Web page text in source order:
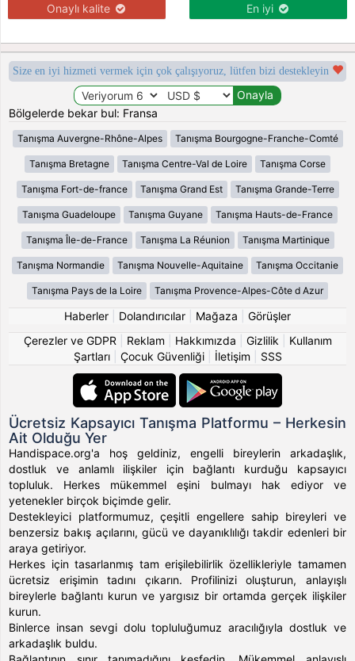
Onaylı kalite En iyi
Size en iyi hizmeti vermek için çok çalışıyoruz, lütfen bizi destekleyin
Bölgelerde bekar bul: Fransa
Tanışma Auvergne-Rhône-Alpes Tanışma Bourgogne-Franche-Comté
Tanışma Bretagne Tanışma Centre-Val de Loire Tanışma Corse
Tanışma Fort-de-france Tanışma Grand Est Tanışma Grande-Terre
Tanışma Guadeloupe Tanışma Guyane Tanışma Hauts-de-France
Tanışma Île-de-France Tanışma La Réunion Tanışma Martinique
Tanışma Normandie Tanışma Nouvelle-Aquitaine Tanışma Occitanie
Tanışma Pays de la Loire Tanışma Provence-Alpes-Côte d Azur
Haberler Dolandırıcılar Mağaza
Görüşler
Çerezler ve GDPR
Reklam Hakkımızda Gizlilik
Kullanım
Şartları| Çocuk Güvenliği| İletişim SSS
Ücretsiz Kapsayıcı Tanışma Platformu – Herkesin
Ait Olduğu Yer
Handispace.org'a hoş geldiniz, engelli bireylerin arkadaşlık,
dostluk ve anlamlı ilişkiler için bağlantı kurduğu kapsayıcı
topluluk. Herkes mükemmel eşini bulmayı hak ediyor ve
yetenekler birçok biçimde gelir.
Destekleyici platformumuz, çeşitli engellere sahip bireyleri ve
benzersiz bakış açılarını, gücü ve dayanıklılığı takdir edenleri bir
araya getiriyor.
Herkes için tasarlanmış tam erişilebilirlik özellikleriyle tamamen
ücretsiz erişimin tadını çıkarın. Profilinizi oluşturun, anlayışlı
bireylerle bağlantı kurun ve yargısız bir ortamda gerçek ilişkiler
kurun.
Binlerce insan sevgi dolu topluluğumuz aracılığıyla dostluk ve
arkadaşlık buldu.